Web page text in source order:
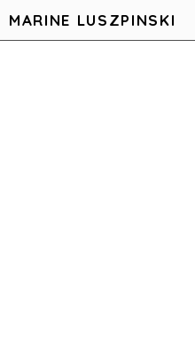
MARINE LUSZPINSKI